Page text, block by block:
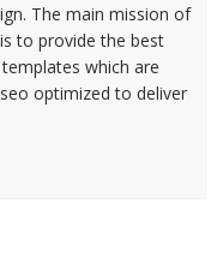
The main mission of
to provide the best
which are
optimized to deliver